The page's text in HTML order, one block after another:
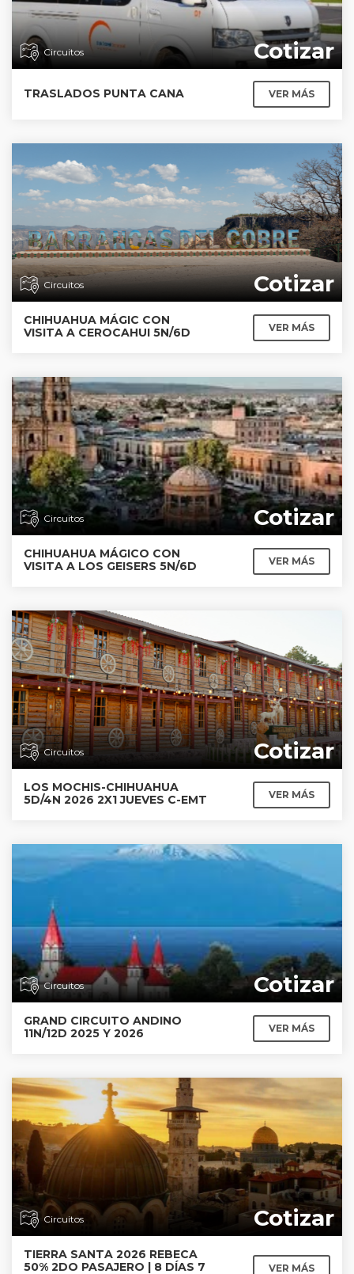
Circuitos Cotizar
TRASLADOS PUNTA CANA VER MÁS
Circuitos Cotizar
CHIHUAHUA MÁGIC CON
VISITA A CEROCAHUI 5N/6D
VER MÁS
Circuitos Cotizar
CHIHUAHUA MÁGICO CON
VISITA A LOS GEISERS 5N/6D
VER MÁS
Circuitos Cotizar
LOS MOCHIS-CHIHUAHUA
5D/4N 2026 2X1 JUEVES C-EMT
VER MÁS
Circuitos Cotizar
GRAND CIRCUITO ANDINO
11N/12D 2025 Y 2026
VER MÁS
Circuitos Cotizar
TIERRA SANTA 2026 REBECA
50% 2DO PASAJERO | 8 DÍAS 7
VER MÁS